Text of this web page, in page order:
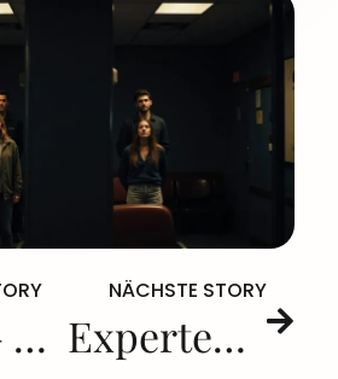
Nebel – eine Fotoserie
NÄCHSTE STORY
Experten unter sich – meine Antworten auf WebsitePlanet